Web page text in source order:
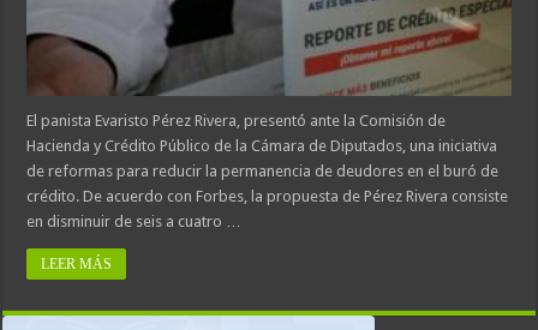
El panista Evaristo Pérez Rivera, presentó ante la Comisión de
Hacienda y Crédito Público de la Cámara de Diputados, una iniciativa
de reformas para reducir la permanencia de deudores en el buró de
crédito. De acuerdo con Forbes, la propuesta de Pérez Rivera consiste
en disminuir de seis a cuatro …
LEER MÁS